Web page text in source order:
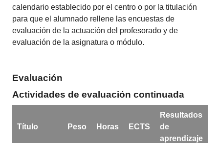
calendario establecido por el centro o por la titulación
para que el alumnado rellene las encuestas de
evaluación de la actuación del profesorado y de
evaluación de la asignatura o módulo.
Evaluación
Actividades de evaluación continuada
Título Peso Horas ECTS
Resultados
de
aprendizaje